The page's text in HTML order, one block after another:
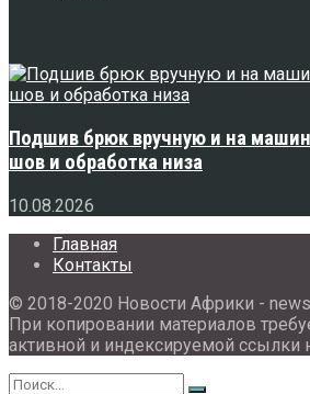
Подшив брюк вручную и на
шов и обработка низа
10.08.2026
Главная
Контакты
© 2018-2020 Новости Африки -
При копировании материалов
активной и индексируемой ссылки